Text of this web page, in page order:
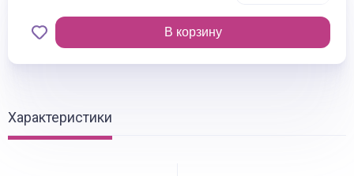
В корзину
Характеристики